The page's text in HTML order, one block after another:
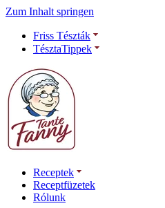
Zum Inhalt springen
Friss Tészták
TésztaTippek
Receptek
Receptfüzetek
Rólunk